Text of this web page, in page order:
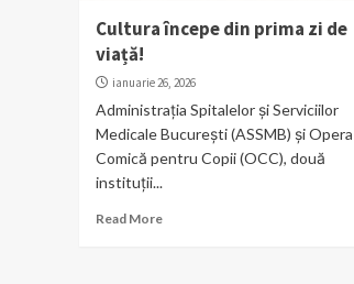
Cultura începe din prima zi de
viață!
ianuarie 26, 2026
Administrația Spitalelor și Serviciilor
Medicale București (ASSMB) și Opera
Comică pentru Copii (OCC), două
instituții...
Read More